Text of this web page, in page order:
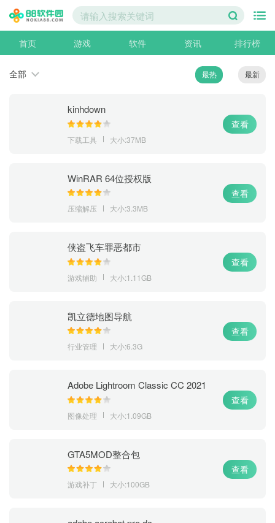
首页 游戏 软件 资讯 排行榜
全部 最热 最新
kinhdown
下载工具 大小:37MB
查看
WinRAR 64位授权版
压缩解压 大小:3.3MB
查看
侠盗飞车罪恶都市
游戏辅助 大小:1.11GB
查看
凯立德地图导航
行业管理 大小:6.3G
查看
Adobe Lightroom Classic CC 2021
图像处理 大小:1.09GB
查看
GTA5MOD整合包
游戏补丁 大小:100GB
查看